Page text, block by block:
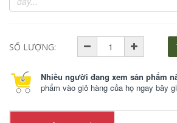
SỐ LƯỢNG:
Nhiều người đang xem sản phẩm
phẩm vào giỏ hàng của họ ngay bây